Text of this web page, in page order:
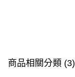
商品相關分類 (3)